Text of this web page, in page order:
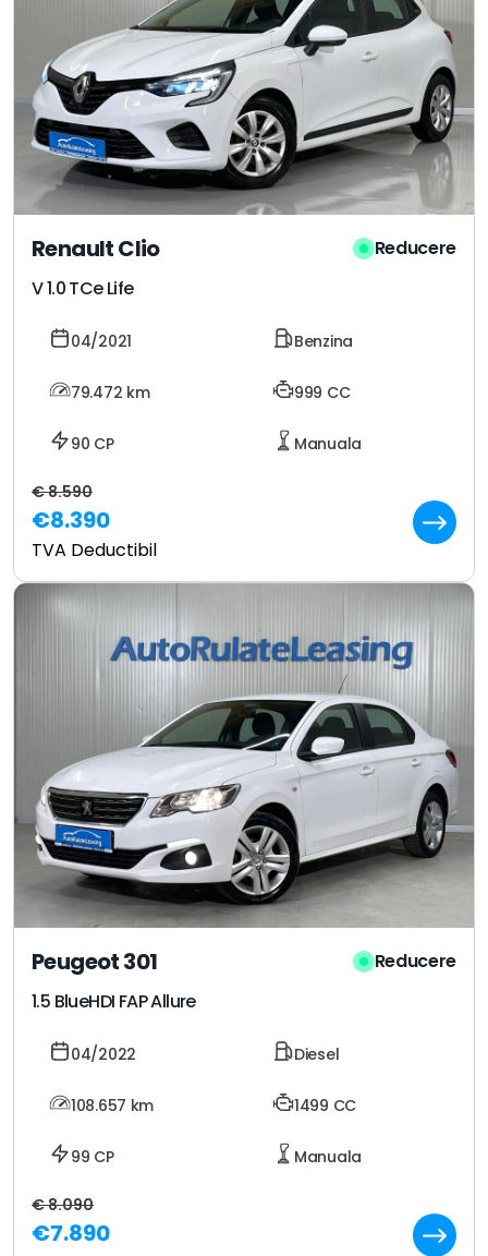
Renault Clio
V 1.0 TCe Life
Reducere
04/2021 Benzina
79.472 km 999 CC
90 CP Manuala
€ 8.590
€8.390
TVA Deductibil
Peugeot 301
1.5 BlueHDI FAP Allure
Reducere
04/2022 Diesel
108.657 km 1499 CC
99 CP Manuala
€ 8.090
€7.890